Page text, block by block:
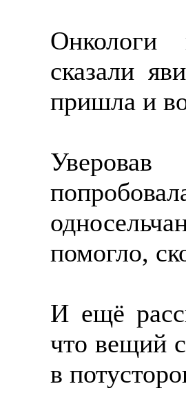
Онкологи
сказали
пришла и
помогло,
И ещё
что вещий
в